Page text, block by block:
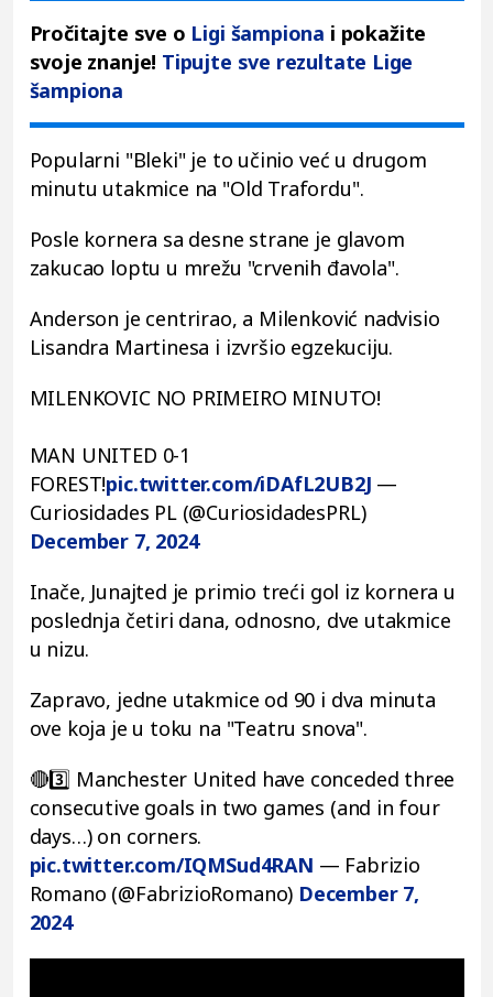
Pročitajte sve o Ligi šampiona i pokažite
svoje znanje! Tipujte sve rezultate Lige
šampiona
Popularni "Bleki" je to učinio već u drugom
minutu utakmice na "Old Trafordu".
Posle kornera sa desne strane je glavom
zakucao loptu u mrežu "crvenih đavola".
Anderson je centrirao, a Milenković nadvisio
Lisandra Martinesa i izvršio egzekuciju.
MILENKOVIC NO PRIMEIRO MINUTO!
MAN UNITED 0-1
FOREST!pic.twitter.com/iDAfL2UB2J —
Curiosidades PL (@CuriosidadesPRL)
December 7, 2024
Inače, Junajted je primio treći gol iz kornera u
poslednja četiri dana, odnosno, dve utakmice
u nizu.
Zapravo, jedne utakmice od 90 i dva minuta
ove koja je u toku na "Teatru snova".
🔴3️⃣ Manchester United have conceded three
consecutive goals in two games (and in four
days…) on corners.
pic.twitter.com/IQMSud4RAN — Fabrizio
Romano (@FabrizioRomano) December 7,
2024